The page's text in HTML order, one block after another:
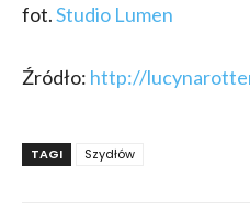
fot.Studio Lumen
Źródło: http://
TAGI Szydłów